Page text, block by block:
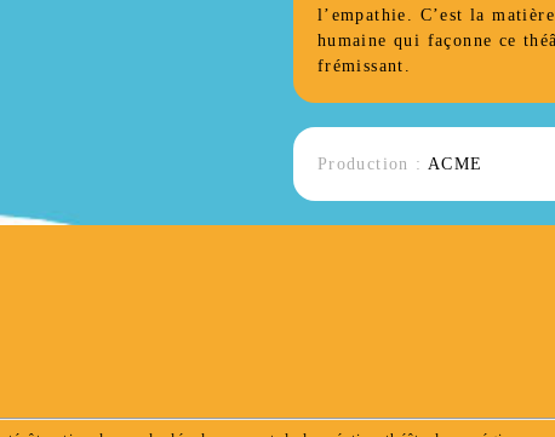
l’empathie. C’est la matière
humaine qui façonne ce
frémissant.
Production : ACME